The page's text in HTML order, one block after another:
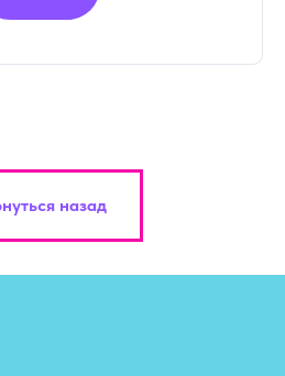
назад